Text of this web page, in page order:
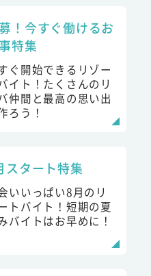
！今すぐ働けるお
特集
ぐ開始できるリゾー
イト！たくさんのリ
仲間と最高の思い出
ろう！
スタート特集
いいっぱい8月のリ
トバイト！短期の夏
バイトはお早めに！